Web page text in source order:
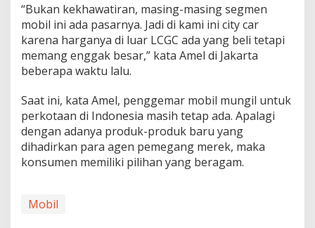
“Bukan kekhawatiran, masing-masing segmen
mobil ini ada pasarnya. Jadi di kami ini city car
karena harganya di luar LCGC ada yang beli tetapi
memang enggak besar,” kata Amel di Jakarta
beberapa waktu lalu.
Saat ini, kata Amel, penggemar mobil mungil untuk
perkotaan di Indonesia masih tetap ada. Apalagi
dengan adanya produk-produk baru yang
dihadirkan para agen pemegang merek, maka
konsumen memiliki pilihan yang beragam.
Mobil